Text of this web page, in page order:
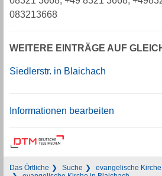
083213668
WEITERE EINTRÄGE AUF
Siedlerstr. in Blaichach
Informationen bearbeiten
Das Örtliche Suche
evangelische Kirche